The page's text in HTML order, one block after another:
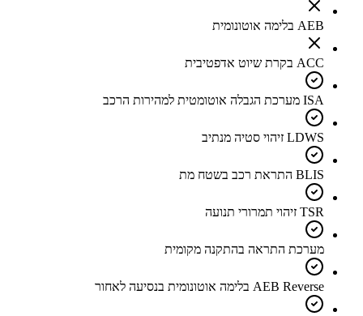
AEB בלימה אוטונומית
ACC בקרת שיוט אדפטיבית
ISA מערכת הגבלה אוטומטית למהירות הרכב
LDWS זיהוי סטיה מנתיב
BLIS התראת רכב בשטח מת
TSR זיהוי תמרורי תנועה
מערכת התראה בהתקנה מקומית
AEB Reverse בלימה אוטונומית בנסיעה לאחור